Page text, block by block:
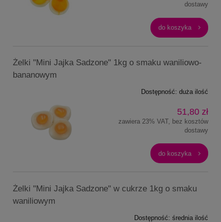
dostawy
do koszyka
Żelki "Mini Jajka Sadzone" 1kg o smaku waniliowo-
bananowym
Dostępność: duża ilość
51,80 zł
zawiera 23% VAT, bez kosztów
dostawy
do koszyka
Żelki "Mini Jajka Sadzone" w cukrze 1kg o smaku
waniliowym
Dostępność: średnia ilość